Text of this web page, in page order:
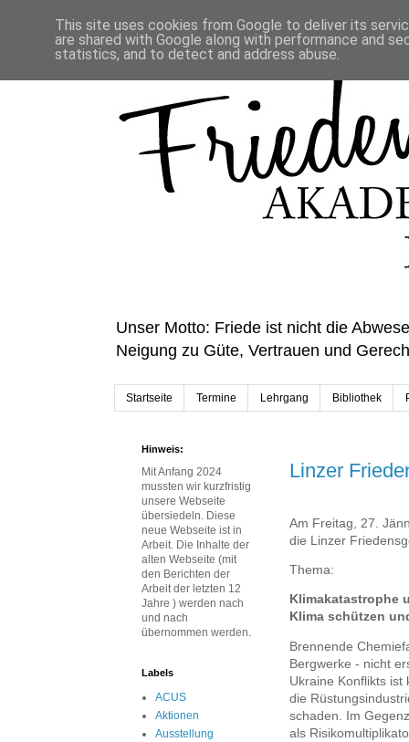
Unser Motto: Friede ist nicht die
Neigung zu Güte, Vertrauen und
Startseite Termine Lehrgang Bibliothek
Linzer
Am Freitag, 27.
die Linzer
Thema:
Klimakatastrophe
Klima schützen
Brennende
Bergwerke - nicht
Ukraine Konflikts ist
die
schaden. Im
als
Hinweis:
Mit Anfang 2024
mussten wir kurzfristig
unsere Webseite
übersiedeln. Diese
neue Webseite ist in
Arbeit. Die Inhalte der
alten Webseite (mit
den Berichten der
Arbeit der letzten 12
Jahre ) werden nach
und nach
übernommen werden.
Labels
ACUS
Aktionen
Ausstellung
This site uses cookies from Google to deliver its
are shared with Google along with performance and
statistics, and to detect and address abuse.